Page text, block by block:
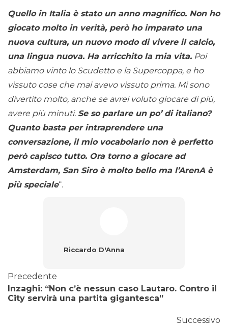
Quello in Italia è stato un anno magnifico. Non ho
giocato molto in verità, però ho imparato una
nuova cultura, un nuovo modo di vivere il calcio,
una lingua nuova. Ha arricchito la mia vita. Poi
abbiamo vinto lo Scudetto e la Supercoppa, e ho
vissuto cose che mai avevo vissuto prima. Mi sono
divertito molto, anche se avrei voluto giocare di più,
avere più minuti. Se so parlare un po’ di italiano?
Quanto basta per intraprendere una
conversazione, il mio vocabolario non è perfetto
però capisco tutto. Ora torno a giocare ad
Amsterdam, San Siro è molto bello ma l’ArenA è
più speciale“.
Riccardo D'Anna
Precedente
Inzaghi: “Non c’è nessun caso Lautaro. Contro il
City servirà una partita gigantesca”
Successivo